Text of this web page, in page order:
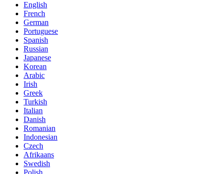
English
French
German
Portuguese
Spanish
Russian
Japanese
Korean
Arabic
Irish
Greek
Turkish
Italian
Danish
Romanian
Indonesian
Czech
Afrikaans
Swedish
Polish